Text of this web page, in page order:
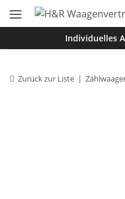
Individuelles
Zurück zur Liste